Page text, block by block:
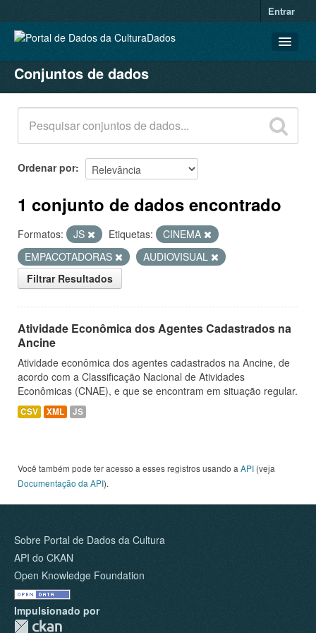
Entrar
CONJUNTOS DE DADOS
ORGANIZAÇÕES
GRUPOS
SOBRE
Conjuntos de dados
Ordenar por
1 conjunto de dados encontrado
Formatos: JS Etiquetas:
CINEMA
EMPACOTADORAS
AUDIOVISUAL
Filtrar Resultados
Atividade Econômica dos Agentes Cadastrados na
Ancine
Atividade econômica dos agentes cadastrados na Ancine, de
acordo com a Classificação Nacional de Atividades
Econômicas (CNAE), e que se encontram em situação regular.
CSV XML JS
Você também pode ter acesso a esses registros usando a API (veja
Documentação da API).
Sobre Portal de Dados da Cultura
API do CKAN
Open Knowledge Foundation
Impulsionado por